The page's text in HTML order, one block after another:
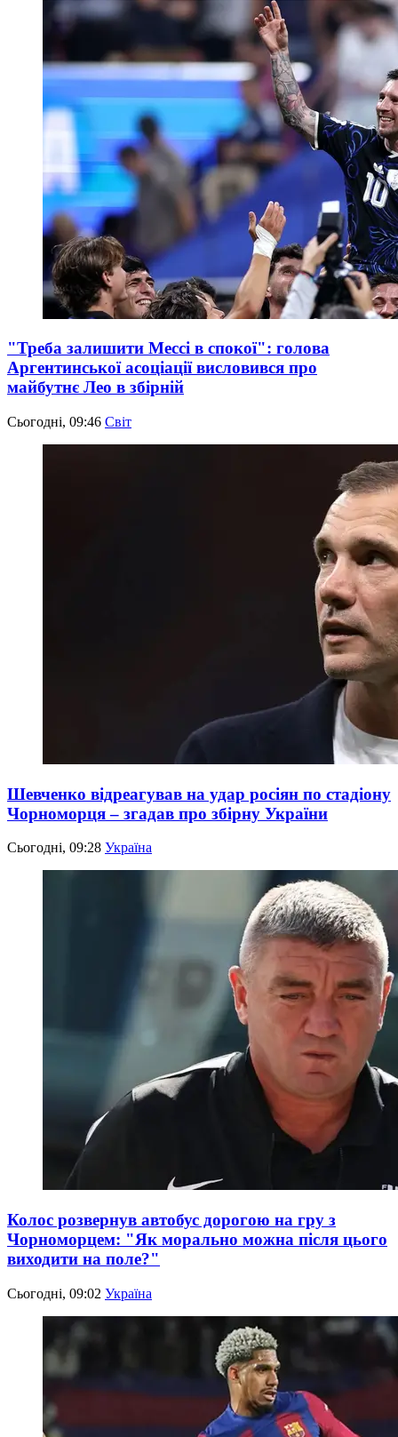
"Треба залишити Мессі в спокої": голова
Аргентинської асоціації висловився про
майбутнє Лео в збірній
Сьогодні, 09:46 Світ
Шевченко відреагував на удар росіян по стадіону
Чорноморця – згадав про збірну України
Сьогодні, 09:28 Україна
Колос розвернув автобус дорогою на гру з
Чорноморцем: "Як морально можна після цього
виходити на поле?"
Сьогодні, 09:02 Україна